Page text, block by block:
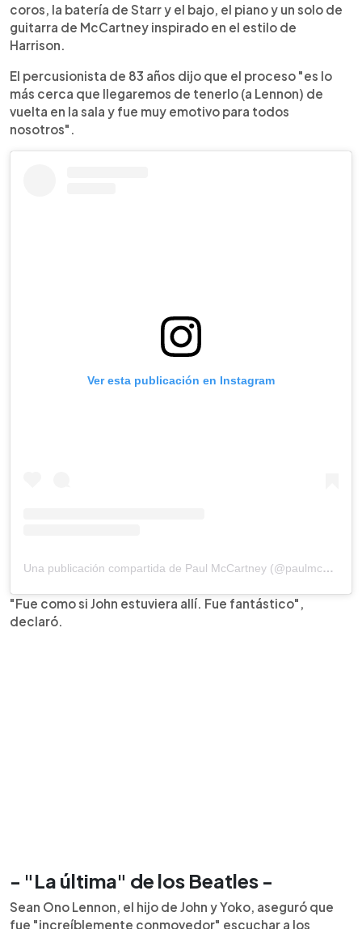
coros, la batería de Starr y el bajo, el piano y un solo de
guitarra de McCartney inspirado en el estilo de
Harrison.
El percusionista de 83 años dijo que el proceso "es lo
más cerca que llegaremos de tenerlo (a Lennon) de
vuelta en la sala y fue muy emotivo para todos
nosotros".
Ver esta publicación en Instagram
Una publicación compartida de Paul McCartney (@paulmccartney)
"Fue como si John estuviera allí. Fue fantástico",
declaró.
- "La última" de los Beatles -
Sean Ono Lennon, el hijo de John y Yoko, aseguró que
fue "increíblemente conmovedor" escuchar a los